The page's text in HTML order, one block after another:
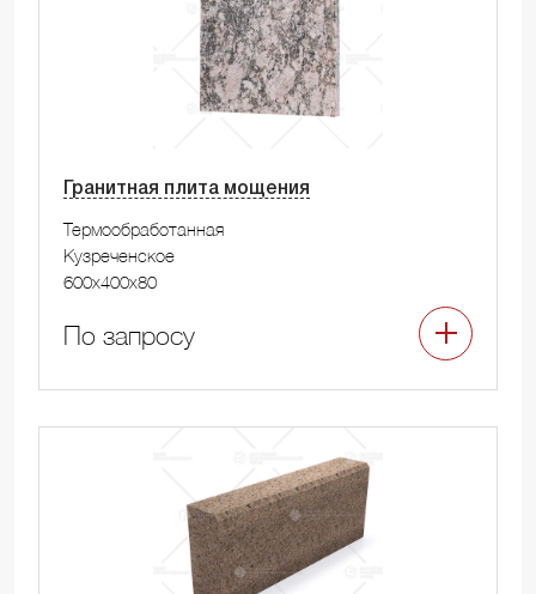
Гранитная плита мощения
Термообработанная
Кузреченское
600x400x80
По запросу